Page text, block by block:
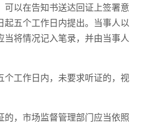
以在告知书送达回证上签署意
起五个工作日内提出。当事人以
当将情况记入笔录，并由当事人
个工作日内，未要求听证的，视
的，市场监督管理部门应当依照